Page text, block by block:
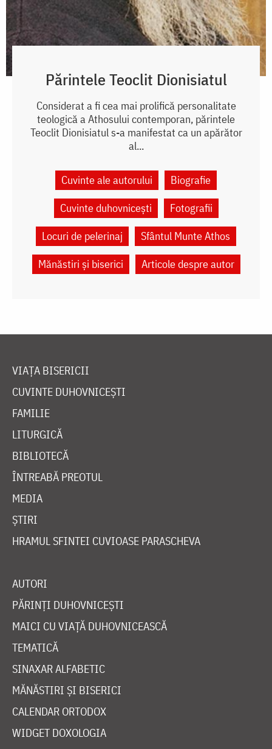
Părintele Teoclit Dionisiatul
Considerat a fi cea mai prolifică personalitate
teologică a Athosului contemporan, părintele
Teoclit Dionisiatul s-a manifestat ca un apărător
al...
Cuvinte ale autorului
Biografie
Cuvinte duhovnicești
Fotografii
Locuri de pelerinaj
Sfântul Munte Athos
Mănăstiri și biserici
Articole despre autor
VIAȚA BISERICII
CUVINTE DUHOVNICEȘTI
FAMILIE
LITURGICĂ
BIBLIOTECĂ
ÎNTREABĂ PREOTUL
MEDIA
ȘTIRI
HRAMUL SFINTEI CUVIOASE PARASCHEVA
AUTORI
PĂRINȚI DUHOVNICEȘTI
MAICI CU VIAȚĂ DUHOVNICEASCĂ
TEMATICĂ
SINAXAR ALFABETIC
MĂNĂSTIRI ȘI BISERICI
CALENDAR ORTODOX
WIDGET DOXOLOGIA